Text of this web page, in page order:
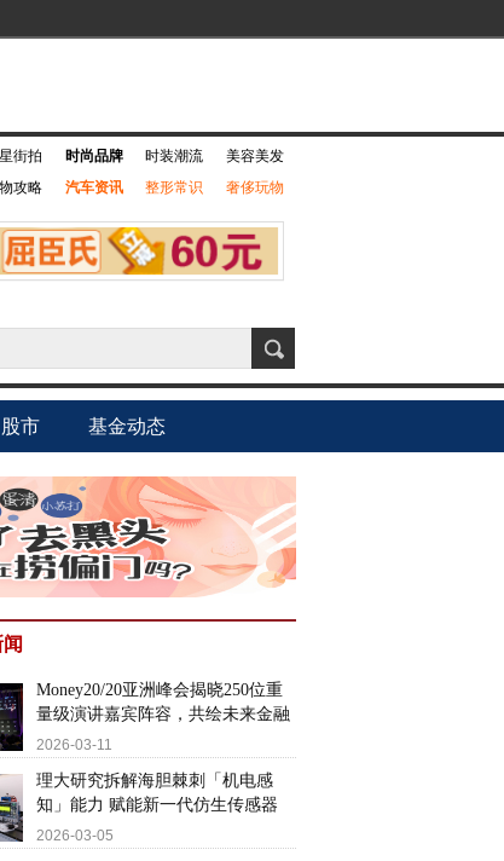
街拍
攻略
时尚品牌 时装潮流
美容美发
汽车资讯
整形常识 奢侈玩物
股市 基金动态
Money20/20亚洲峰会揭晓250位重
量级演讲嘉宾阵容，共绘未来金融
2026-03-11
理大研究拆解海胆棘刺「机电感
知」能力 赋能新一代仿生传感器
2026-03-05